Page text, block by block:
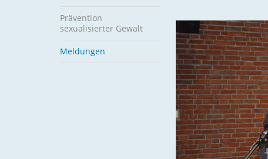
Prävention
sexualisierter Gewalt
Meldungen